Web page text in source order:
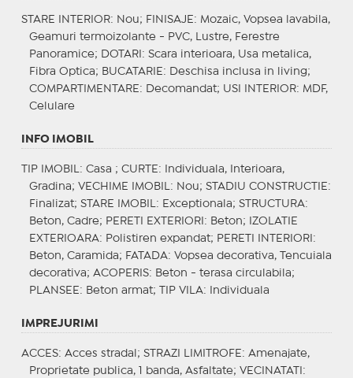
STARE INTERIOR: Nou; FINISAJE : Mozaic, Vopsea lavabila,
Geamuri termoizolante - PVC, Lustre, Ferestre
Panoramice;
DOTARI : Scara interioara, Usa metalica,
Fibra Optica; BUCATARIE : Deschisa inclusa in living;
COMPARTIMENTARE : Decomandat; USI INTERIOR: MDF,
Celulare
INFO IMOBIL
TIP IMOBIL : Casa ; CURTE : Individuala, Interioara,
Gradina; VECHIME IMOBIL : Nou; STADIU CONSTRUCTIE :
Finalizat; STARE IMOBIL : Exceptionala; STRUCTURA:
Beton, Cadre; PERETI EXTERIORI : Beton;
IZOLATIE
EXTERIOARA: Polistiren expandat; PERETI INTERIORI :
Beton, Caramida; FATADA: Vopsea decorativa, Tencuiala
decorativa; ACOPERIS: Beton - terasa circulabila;
PLANSEE : Beton armat; TIP VILA: Individuala
IMPREJURIMI
ACCES: Acces stradal; STRAZI LIMITROFE : Amenajate,
Proprietate publica, 1 banda, Asfaltate; VECINATATI :